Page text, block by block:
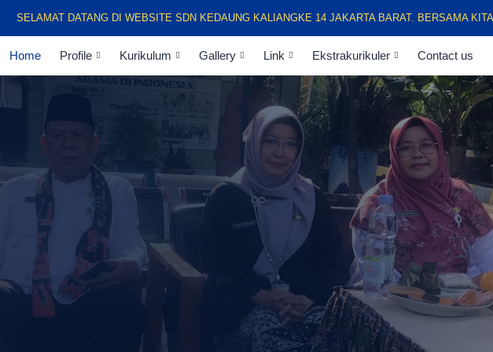
DATANG DI WEBSITE SDN KEDAUNG KALIANGKE 14 JAKARTA BARAT. BERSAMA KITA
Home Profile Kurikulum Gallery Link Ekstrakurikuler Contact us